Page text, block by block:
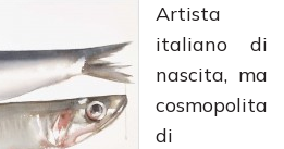
Artista
italiano di
nascita, ma
cosmopolita
di